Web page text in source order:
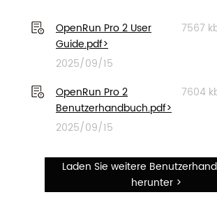
OpenRun Pro 2 User
Guide.pdf>
7567
2025/09/15
OpenRun Pro 2
Benutzerhandbuch.pdf>
7604
2025/09/15
Laden Sie weitere
herunter >